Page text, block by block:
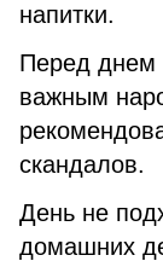
напитки.
Перед
важным
скандалов.
День не
домашних